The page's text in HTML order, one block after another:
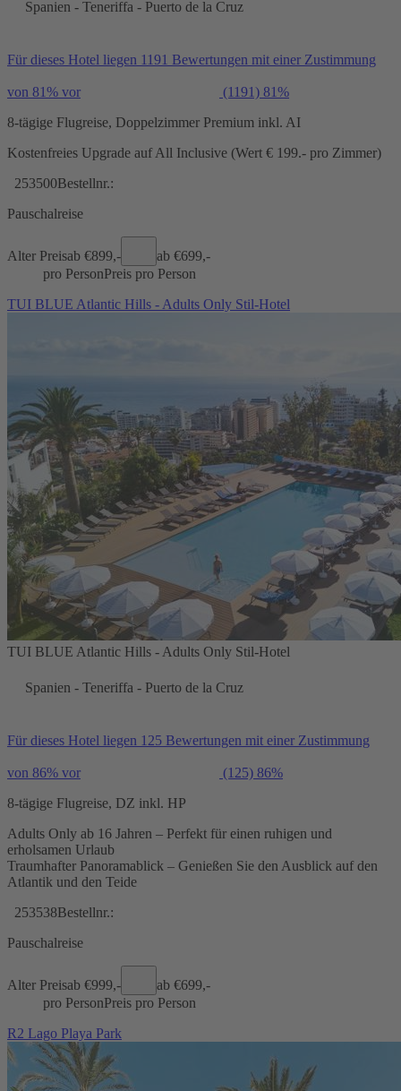
Spanien - Teneriffa - Puerto de la Cruz
Für dieses Hotel liegen 1191 Bewertungen mit einer Zustimmung
von 81% vor (1191) 81%
8-tägige Flugreise, Doppelzimmer Premium inkl. AI
Kostenfreies Upgrade auf All Inclusive (Wert € 199.- pro Zimmer)
253500Bestellnr.:
Pauschalreise
Alter Preisab €899,- ab €699,-
pro PersonPreis pro Person
TUI BLUE Atlantic Hills - Adults Only Stil-Hotel
TUI BLUE Atlantic Hills - Adults Only Stil-Hotel
Spanien - Teneriffa - Puerto de la Cruz
Für dieses Hotel liegen 125 Bewertungen mit einer Zustimmung
von 86% vor (125) 86%
8-tägige Flugreise, DZ inkl. HP
Adults Only ab 16 Jahren – Perfekt für einen ruhigen und
erholsamen Urlaub
Traumhafter Panoramablick – Genießen Sie den Ausblick auf den
Atlantik und den Teide
253538Bestellnr.:
Pauschalreise
Alter Preisab €999,- ab €699,-
pro PersonPreis pro Person
R2 Lago Playa Park